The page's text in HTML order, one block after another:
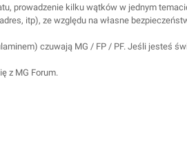
prowadzenie kilku wątków w jednym
itp), ze względu na własne
czuwają MG / FP / PF. Jeśli jesteś
z MG Forum.